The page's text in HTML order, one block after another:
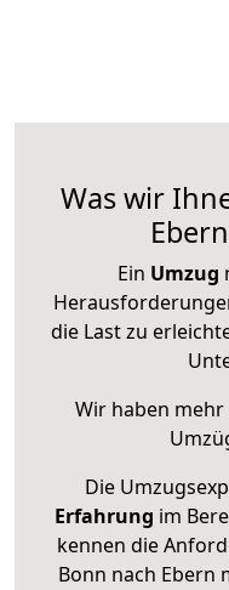
Was wir
Ein Umzug
die Last zu
Wir haben mehr
Die
Erfahrung im
kennen die
Bonn nach Ebern